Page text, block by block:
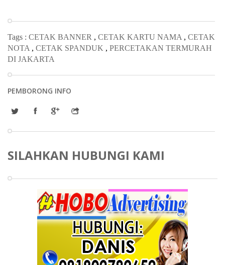
Tags : CETAK BANNER , CETAK KARTU NAMA , CETAK
NOTA , CETAK SPANDUK , PERCETAKAN TERMURAH
DI JAKARTA
PEMBORONG INFO
SILAHKAN HUBUNGI KAMI